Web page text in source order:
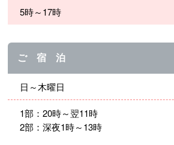
5時～17時
ご 宿 泊
日～木曜日
1部：20時～翌11時
2部：深夜1時～13時